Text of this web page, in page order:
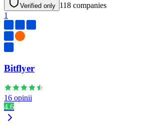
Verified only 118 companies
1
Bitflyer
16 opinii
4.6